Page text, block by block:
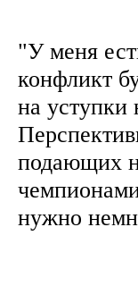
"У меня
конфликт
на уступки
подающих
нужно